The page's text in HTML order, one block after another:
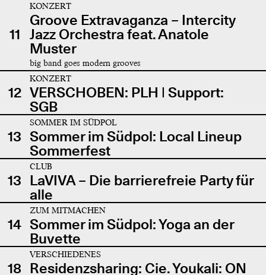
11
KONZERT
Groove Extravaganza – Intercity
Jazz Orchestra feat. Anatole
Muster
big band goes modern grooves
12
KONZERT
VERSCHOBEN: PLH | Support:
SGB
13
SOMMER IM SÜDPOL
Sommer im Südpol: Local Lineup
Sommerfest
13
CLUB
LaVIVA – Die barrierefreie Party für
alle
14
ZUM MITMACHEN
Sommer im Südpol: Yoga an der
Buvette
18
VERSCHIEDENES
Residenzsharing: Cie. Youkali: ON